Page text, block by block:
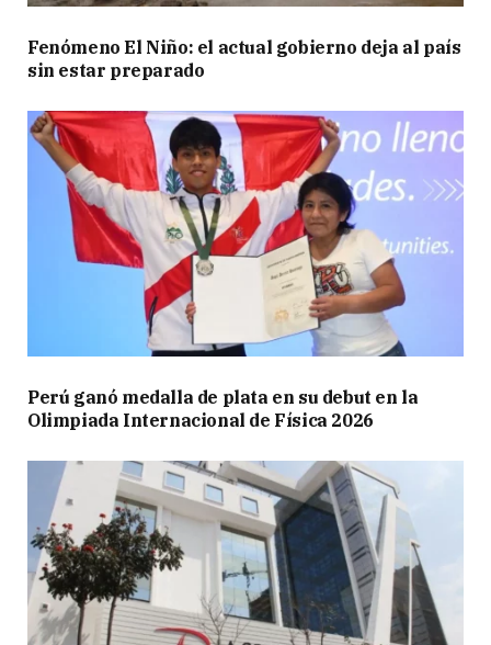
Fenómeno El Niño: el actual gobierno deja al país
sin estar preparado
Perú ganó medalla de plata en su debut en la
Olimpiada Internacional de Física 2026